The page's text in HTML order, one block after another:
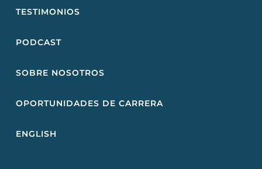
TESTIMONIOS
PODCAST
SOBRE NOSOTROS
OPORTUNIDADES DE CARRERA
ENGLISH